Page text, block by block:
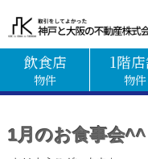
飲食店
物件
1階
物件
1月のお食事会^^